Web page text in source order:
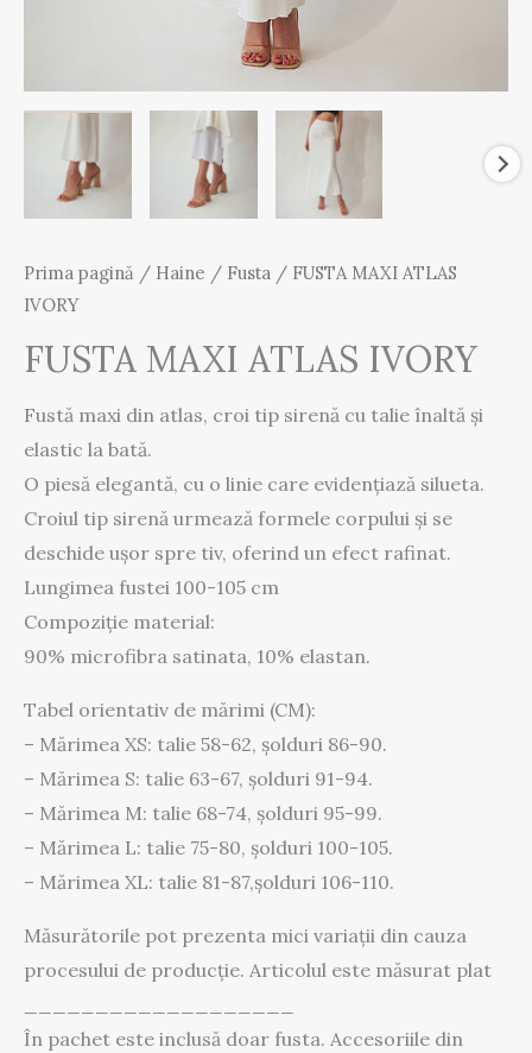
Prima pagină / Haine / Fusta / FUSTA MAXI ATLAS
IVORY
FUSTA MAXI ATLAS IVORY
Fustă maxi din atlas, croi tip sirenă cu talie înaltă și
elastic la bată.
O piesă elegantă, cu o linie care evidențiază silueta.
Croiul tip sirenă urmează formele corpului și se
deschide ușor spre tiv, oferind un efect rafinat.
Lungimea fustei 100-105 cm
Compoziție material:
90% microfibra satinata, 10% elastan.
Tabel orientativ de mărimi (CM):
– Mărimea XS: talie 58-62, șolduri 86-90.
– Mărimea S: talie 63-67, șolduri 91-94.
– Mărimea M: talie 68-74, șolduri 95-99.
– Mărimea L: talie 75-80, șolduri 100-105.
– Mărimea XL: talie 81-87,șolduri 106-110.
Măsurătorile pot prezenta mici variații din cauza
procesului de producție. Articolul este măsurat plat
În pachet este inclusă doar fusta. Accesoriile din